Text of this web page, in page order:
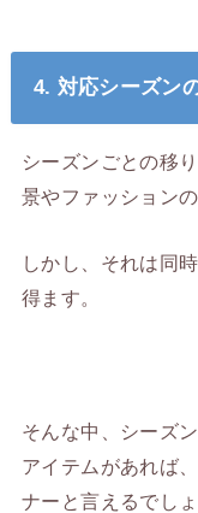
4. 対応シーズン
シーズンごとの移
景やファッション
しかし、それは同
得ます。
そんな中、シーズ
アイテムがあれば
ナーと言えるでしょ